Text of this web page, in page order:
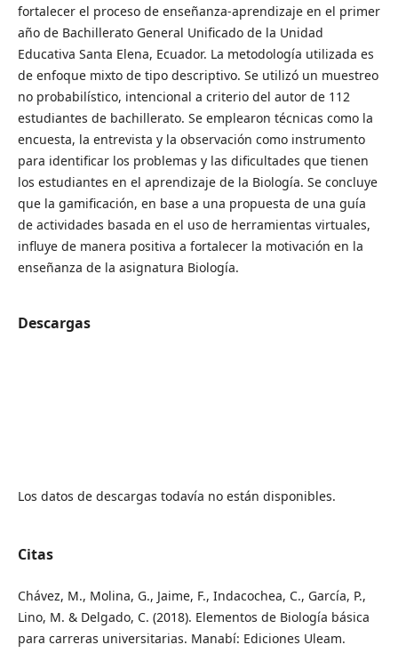
fortalecer el proceso de enseñanza-aprendizaje en el primer
año de Bachillerato General Unificado de la Unidad
Educativa Santa Elena, Ecuador. La metodología utilizada es
de enfoque mixto de tipo descriptivo. Se utilizó un muestreo
no probabilístico, intencional a criterio del autor de 112
estudiantes de bachillerato. Se emplearon técnicas como la
encuesta, la entrevista y la observación como instrumento
para identificar los problemas y las dificultades que tienen
los estudiantes en el aprendizaje de la Biología. Se concluye
que la gamificación, en base a una propuesta de una guía
de actividades basada en el uso de herramientas virtuales,
influye de manera positiva a fortalecer la motivación en la
enseñanza de la asignatura Biología.
Descargas
Los datos de descargas todavía no están disponibles.
Citas
Chávez, M., Molina, G., Jaime, F., Indacochea, C., García, P.,
Lino, M. & Delgado, C. (2018). Elementos de Biología básica
para carreras universitarias. Manabí: Ediciones Uleam.